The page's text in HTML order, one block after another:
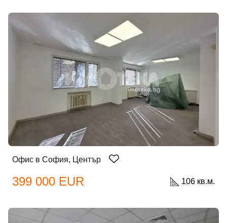
Офис в София, Център
399 000 EUR 106 кв.м.